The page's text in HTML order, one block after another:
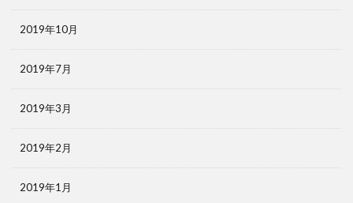
2019年10月
2019年7月
2019年3月
2019年2月
2019年1月